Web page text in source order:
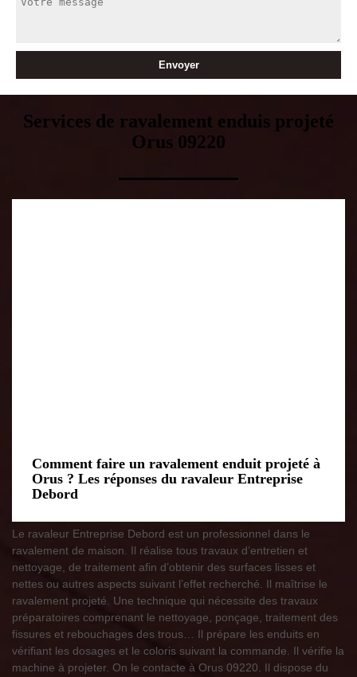
Services de ravalement enduis projeté
Orus 09220
Comment faire un ravalement enduit projeté à
Orus ? Les réponses du ravaleur Entreprise
Debord
Le ravaleur Entreprise Debord est un professionnel dans le
ravalement de maison. Il réalise tous travaux d’entretien et
nettoyage, de traitement afin d’obtenir des surfaces lisses et
nettes ou autres aspects suivant l’effet recherché. Il maîtrise le
ravalement projeté. Une technique qui nécessite des travaux
préparatoires comprenant le nettoyage, ponçage, traitement des
fissures et rebouchages des trous… Il prépare les enduits en
vérifiant les dosages et le coloris suivant la commande. Il vérifie la
machine à projeter. On le contacte à Orus 09220. Il dispose du